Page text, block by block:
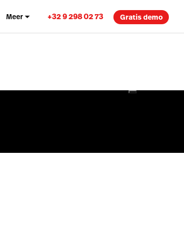
Meer +32 9 298 02 73 Gratis demo